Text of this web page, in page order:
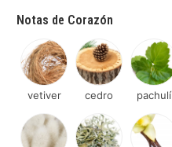
Notas de Corazón
vetiver cedro pachulí